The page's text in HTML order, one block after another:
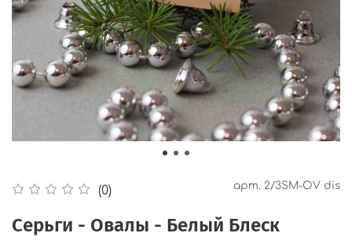
(0) арт. 2/3SM-OV dis
Серьги - Овалы - Белый Блеск